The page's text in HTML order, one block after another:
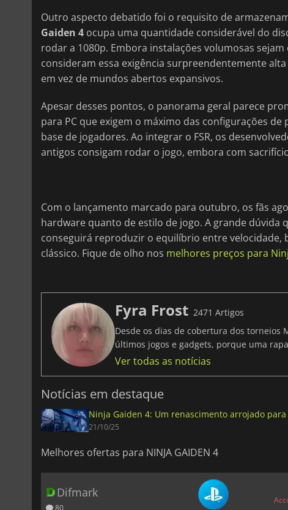
Outro aspecto debatido foi o requisito de
Gaiden 4 ocupa uma quantidade considerável do
rodar a 1080p. Embora instalações volumosas
consideram essa exigência surpreendentemente
em vez de mundos abertos expansivos.
Apesar desses pontos, o panorama geral parece
para PC que exigem o máximo das configurações de
base de jogadores. Ao integrar o FSR, os
antigos consigam rodar o jogo, embora com
Com o lançamento marcado para outubro, os fãs
hardware quanto de estilo de jogo. A grande dúvida
conseguirá reproduzir o equilíbrio entre
clássico. Fique de olho nos melhores preços para
Fyra Frost 2471 Artigos
Desde os dias de cobertura dos torneios
últimos jogos e gadgets, porque uma
Ver todas as notícias
Notícias em destaque
Ninja Gaiden 4: Um renascimento arrojado
21/10/25
Melhores ofertas para NINJA GAIDEN 4
Difmark